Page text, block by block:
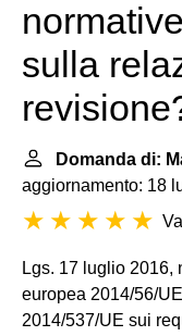
sulla
Domanda di:
aggiornamento: 18
Lgs. 17 luglio 2016,
europea 2014/56/
2014/537/UE sui